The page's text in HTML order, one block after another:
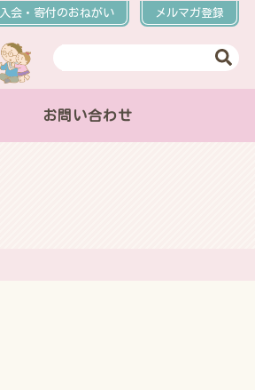
入会・寄付のおねがい メルマガ登録
お問い合わせ